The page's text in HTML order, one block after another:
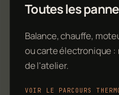
Toutes les
Balance, chauffe,
ou carte électronique :
de l'atelier.
VOIR LE PARCOURS